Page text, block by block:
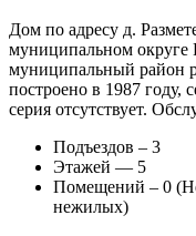
Дом по адресу д.
муниципальном округе
муниципальный район
построено в 1987 году,
серия отсутствует.
Подъездов – 3
Этажей — 5
Помещений – 0
нежилых)